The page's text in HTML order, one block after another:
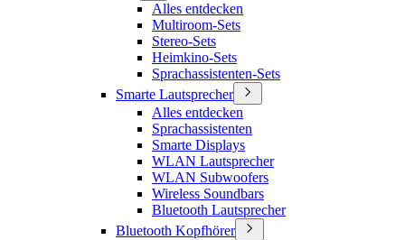
Alles entdecken
Multiroom-Sets
Stereo-Sets
Heimkino-Sets
Sprachassistenten-Sets
Smarte Lautsprecher
Alles entdecken
Sprachassistenten
Smarte Displays
WLAN Lautsprecher
WLAN Subwoofers
Wireless Soundbars
Bluetooth Lautsprecher
Bluetooth Kopfhörer